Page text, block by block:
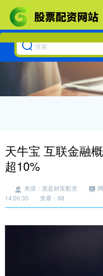
天牛宝 互联金融
超10%
来源：惠盈财富配资
14:00:35
查看：88